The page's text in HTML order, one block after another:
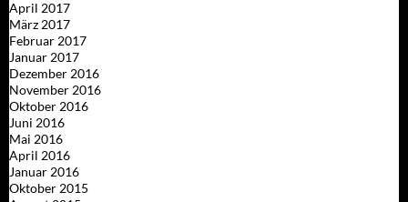
April 2017
März 2017
Februar 2017
Januar 2017
Dezember 2016
November 2016
Oktober 2016
Juni 2016
Mai 2016
April 2016
Januar 2016
Oktober 2015